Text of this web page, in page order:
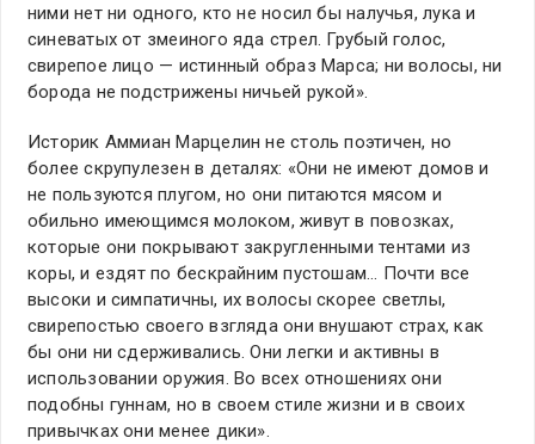
ними нет ни одного, кто не носил бы налучья, лука и
синеватых от змеиного яда стрел. Грубый голос,
свирепое лицо — истинный образ Марса; ни волосы, ни
борода не подстрижены ничьей рукой».
Историк Аммиан Марцелин не столь поэтичен, но
более скрупулезен в деталях: «Они не имеют домов и
не пользуются плугом, но они питаются мясом и
обильно имеющимся молоком, живут в повозках,
которые они покрывают закругленными тентами из
коры, и ездят по бескрайним пустошам… Почти все
высоки и симпатичны, их волосы скорее светлы,
свирепостью своего взгляда они внушают страх, как
бы они ни сдерживались. Они легки и активны в
использовании оружия. Во всех отношениях они
подобны гуннам, но в своем стиле жизни и в своих
привычках они менее дики».